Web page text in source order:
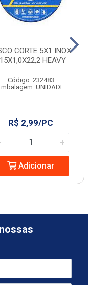
CORTE 5X1 INOX
HEAVY
Código: 232483
UNIDADE
R$ 2,99/PC
Adicionar